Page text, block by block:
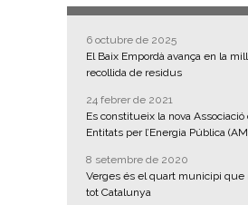
6 octubre de 2025
El Baix Empordà avança en la
recollida de residus
24 febrer de 2021
Es constitueix la nova
Entitats per l’Energia Pública
8 setembre de 2020
Verges és el quart municipi que
tot Catalunya